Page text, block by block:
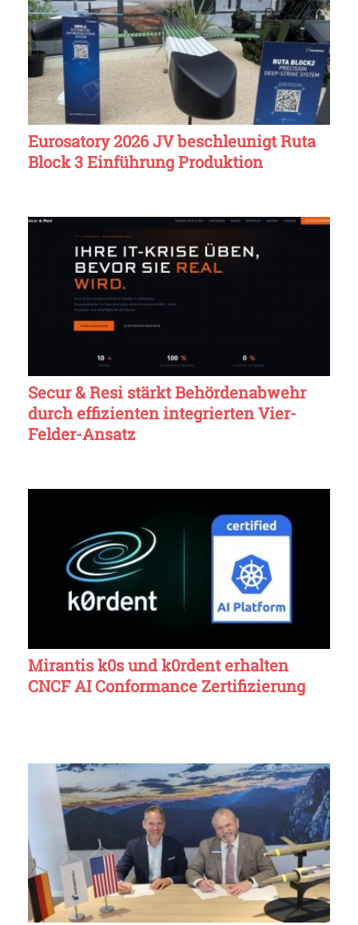
Eurosatory 2026 JV beschleunigt Ruta
Block 3 Einführung Produktion
Secur & Resi stärkt Behördenabwehr
durch effizienten integrierten Vier-
Felder-Ansatz
Mirantis k0s und k0rdent erhalten
CNCF AI Conformance Zertifizierung